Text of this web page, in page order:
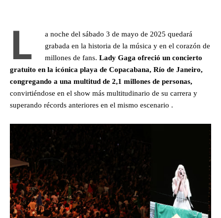
L
a noche del sábado 3 de mayo de 2025 quedará
grabada en la historia de la música y en el corazón de
millones de fans. Lady Gaga ofreció un concierto
gratuito en la icónica playa de Copacabana, Río de Janeiro,
congregando a una multitud de 2,1 millones de personas,
convirtiéndose en el show más multitudinario de su carrera y
superando récords anteriores en el mismo escenario .